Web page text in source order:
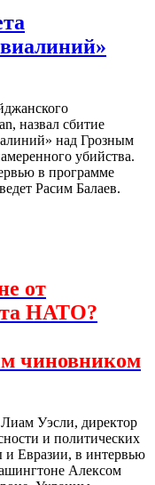
назвал сбитие
над Грозным
убийства.
в программе
Расим Балаев.
от
НАТО?
чиновником
Лиам Уэсли, директор
и политических
Евразии, в интервью
Алексом